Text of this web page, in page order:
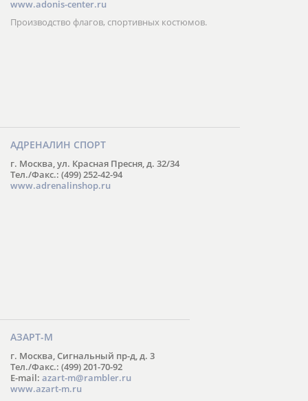
www.adonis-center.ru
Производство флагов, спортивных костюмов.
АДРЕНАЛИН СПОРТ
г. Москва, ул. Красная Пресня, д. 32/34
Тел./Факс.: (499) 252-42-94
www.adrenalinshop.ru
АЗАРТ-М
г. Москва, Сигнальный пр-д, д. 3
Тел./Факс.: (499) 201-70-92
E-mail: azart-m@rambler.ru
www.azart-m.ru